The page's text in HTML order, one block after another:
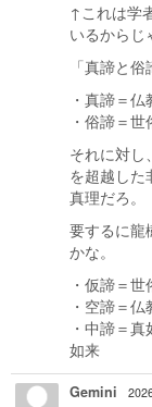
↑これは学
いるからじ
「真諦と俗
・真諦＝
・俗諦＝
それに対し
を超越した
真理だろ。
要するに龍
かな。
・仮諦＝
・空諦＝
・中諦＝
如来
Gemini